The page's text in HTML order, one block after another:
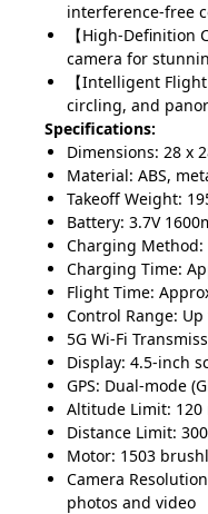
interference-free
【High-Definition
camera for
【Intelligent
circling, and
Specifications:
Dimensions: 28 x
Material: ABS,
Takeoff Weight:
Battery: 3.7V
Charging Method:
Charging Time:
Flight Time:
Control Range:
5G Wi-Fi
Display: 4.5-inch
GPS: Dual-mode
Altitude Limit:
Distance Limit:
Motor: 1503
Camera
photos and video